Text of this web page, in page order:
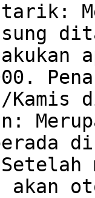
Kamis
di